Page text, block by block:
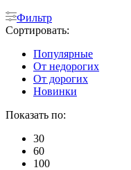
Фильтр
Сортировать:
Популярные
От недорогих
От дорогих
Новинки
Показать по:
30
60
100